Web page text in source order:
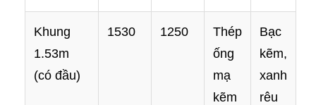
Khung
1.53m
(có đầu)
1530 1250
Thép
ống
mạ
kẽm
Bạc
kẽm,
xanh
rêu